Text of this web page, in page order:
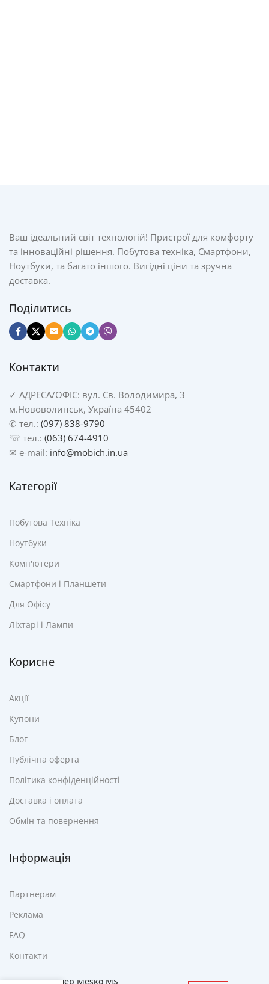
Ваш ідеальний світ технологій! Пристрої для комфорту
та інноваційні рішення. Побутова техніка, Смартфони,
Ноутбуки, та багато іншого. Вигідні ціни та зручна
доставка.
Поділитись
Контакти
✓ АДРЕСА/ОФІС: вул. Св. Володимира, 3
м.Нововолинськ, Україна 45402
✆ тел.: (097) 838-9790
☏ тел.: (063) 674-4910
✉ e-mail: info@mobich.in.ua
Категорії
Побутова Техніка
Ноутбуки
Комп'ютери
Смартфони і Планшети
Для Офісу
Ліхтарі і Лампи
Корисне
Акції
Купони
Блог
Публічна оферта
Політика конфіденційності
Доставка і оплата
Обмін та повернення
Інформація
Партнерам
Реклама
FAQ
Контакти
Блендер Mesko MS